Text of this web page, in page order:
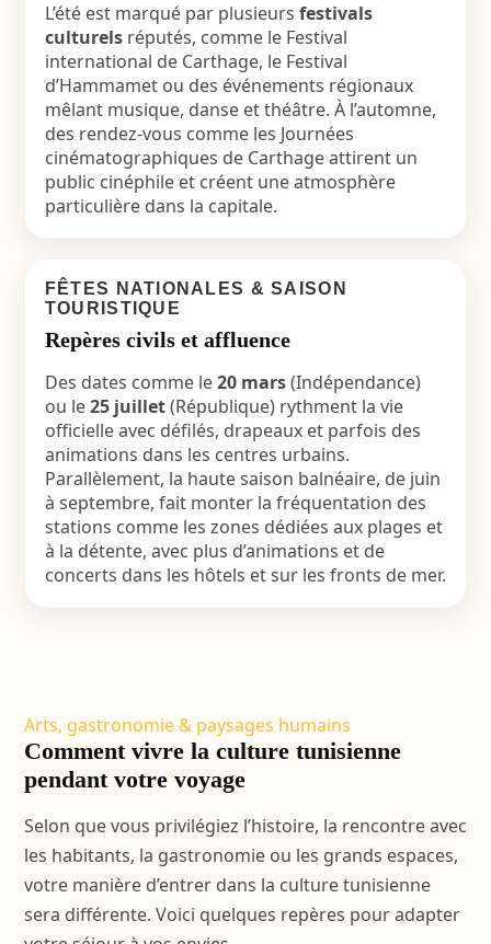
L’été est marqué par plusieurs festivals
culturelsréputés, comme le Festival
international de Carthage, le Festival
d’Hammamet ou des événements régionaux
mêlant musique, danse et théâtre. À l’automne,
des rendez-vous comme les Journées
cinématographiques de Carthage attirent un
public cinéphile et créent une atmosphère
particulière dans la capitale.
FÊTES NATIONALES & SAISON
TOURISTIQUE
Repères civils et affluence
Des dates comme le20 mars(Indépendance)
ou le25 juillet(République) rythment la vie
officielle avec défilés, drapeaux et parfois des
animations dans les centres urbains.
Parallèlement, la haute saison balnéaire, de juin
à septembre, fait monter la fréquentation des
stations comme les zones dédiées aux plages et
à la détente, avec plus d’animations et de
concerts dans les hôtels et sur les fronts de mer.
Arts, gastronomie & paysages humains
Comment vivre la culture tunisienne
pendant votre voyage
Selon que vous privilégiez l’histoire, la rencontre avec
les habitants, la gastronomie ou les grands espaces,
votre manière d’entrer dans la culture tunisienne
sera différente. Voici quelques repères pour adapter